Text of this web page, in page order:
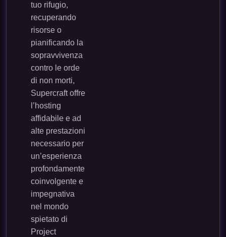
tuo rifugio,
recuperando
risorse o
pianificando la
sopravvivenza
contro le orde
di non morti,
Supercraft offre
l’hosting
affidabile e ad
alte prestazioni
necessario per
un’esperienza
profondamente
coinvolgente e
impegnativa
nel mondo
spietato di
Project